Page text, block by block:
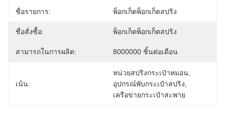
ชื่อรายการ: พ็อกเก็ตพ็อกเก็ตสปริง
ชื่อสั่งซื้อ: พ็อกเก็ตพ็อกเก็ตสปริง
สามารถในการผลิต: 8000000 ชิ้นต่อเดือน
เน้น:
หน่วยสปริงกระเป๋าหมอน
อุปกรณ์พับกระเป๋าสปริง
เครือข่ายกระเป๋าสะพาย